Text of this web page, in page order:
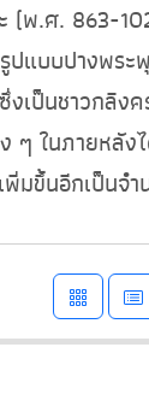
(พ.ศ. 863-
ปแบบปางพระ
งเป็นชาวกลิง
ๆ ในภายหลัง
เพิ่มขึ้นอีกเป็นจ